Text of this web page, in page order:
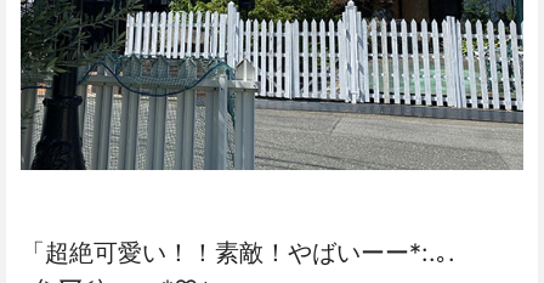
「超絶可愛い！！素敵！やばいーー*:.｡.